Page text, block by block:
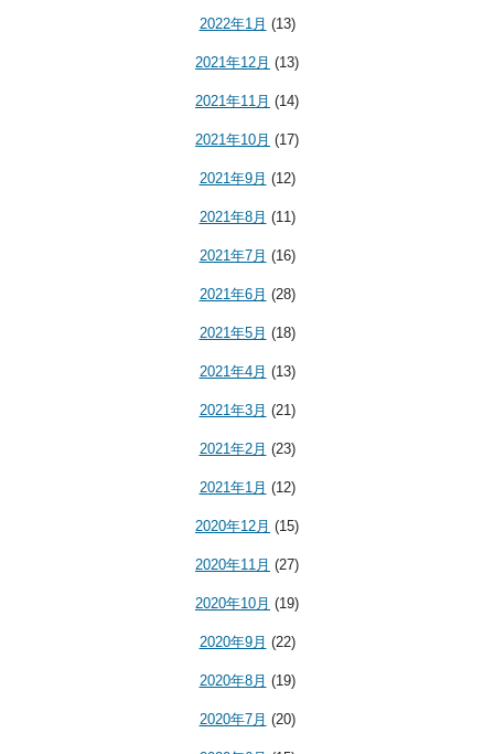
2022年1月 (13)
2021年12月 (13)
2021年11月 (14)
2021年10月 (17)
2021年9月 (12)
2021年8月 (11)
2021年7月 (16)
2021年6月 (28)
2021年5月 (18)
2021年4月 (13)
2021年3月 (21)
2021年2月 (23)
2021年1月 (12)
2020年12月 (15)
2020年11月 (27)
2020年10月 (19)
2020年9月 (22)
2020年8月 (19)
2020年7月 (20)